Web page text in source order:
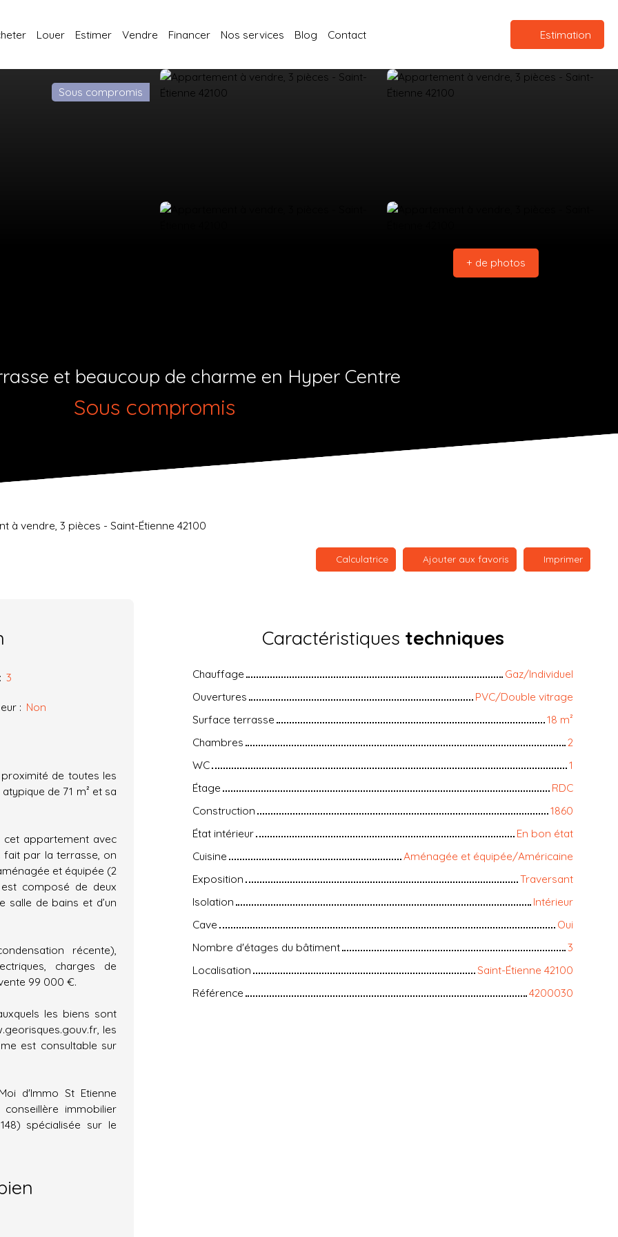
Louer Estimer Vendre Financer Nos services Blog Contact Estimation
Sous compromis
+ de photos
et beaucoup de charme en Hyper Centre
Sous compromis
à vendre, 3 pièces - Saint-Étienne 42100
Calculatrice Ajouter aux favoris Imprimer
3
: Non
de toutes les
de 71 m² et sa
appartement avec
fait par la terrasse, on
et équipée (2
composé de deux
salle de bains et d’un
récente),
charges de
99 000 €.
les biens sont
les
est consultable sur
d'Immo St Etienne
immobilier
spécialisée sur le
Caractéristiques techniques
Chauffage
Gaz/Individuel
Ouvertures
PVC/Double vitrage
Surface terrasse
18 m²
Chambres
2
WC
1
Étage
RDC
Construction
1860
État intérieur
En bon état
Cuisine
Aménagée et équipée/Américaine
Exposition
Traversant
Isolation
Intérieur
Cave
Oui
Nombre d'étages du bâtiment
3
Localisation
Saint-Étienne 42100
Référence
4200030